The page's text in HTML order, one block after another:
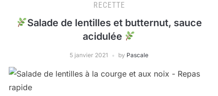
RECETTE
Salade de lentilles et butternut, sauce
acidulée
5 janvier 2021 by Pascale